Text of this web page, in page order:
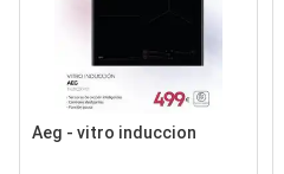
Aeg - vitro induccion